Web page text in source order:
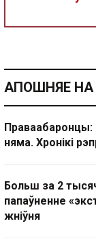
АПОШНЯЕ
Праваабаронцы:
няма. Хронікі
Больш за 2
папаўненне
жніўня